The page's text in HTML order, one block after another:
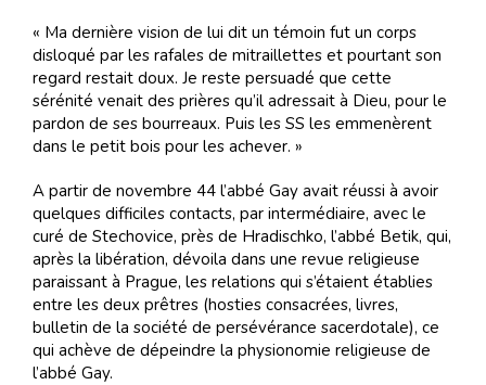
« Ma dernière vision de lui dit un témoin fut un corps
disloqué par les rafales de mitraillettes et pourtant son
regard restait doux. Je reste persuadé que cette
sérénité venait des prières qu’il adressait à Dieu, pour le
pardon de ses bourreaux. Puis les SS les emmenèrent
dans le petit bois pour les achever. »
A partir de novembre 44 l’abbé Gay avait réussi à avoir
quelques difficiles contacts, par intermédiaire, avec le
curé de Stechovice, près de Hradischko, l’abbé Betik, qui,
après la libération, dévoila dans une revue religieuse
paraissant à Prague, les relations qui s’étaient établies
entre les deux prêtres (hosties consacrées, livres,
bulletin de la société de persévérance sacerdotale), ce
qui achève de dépeindre la physionomie religieuse de
l’abbé Gay.